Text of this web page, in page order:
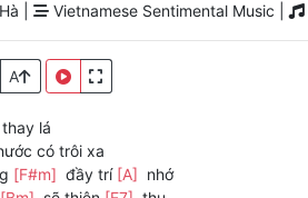
| Vietnamese Sentimental Music |
A
lá
có trôi xa
[F#m] đầy trí [A] nhớ